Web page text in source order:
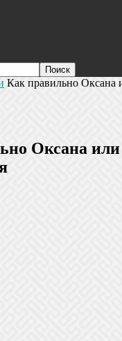
Как правильно Оксана
Оксана